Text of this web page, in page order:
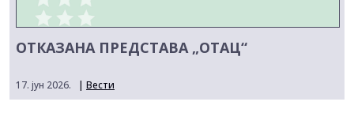
ОТКАЗАНА ПРЕДСТАВА „ОТАЦ“
17. јун 2026. | Вести